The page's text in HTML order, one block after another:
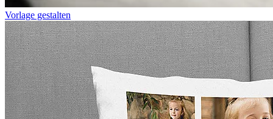
Vorlage gestalten